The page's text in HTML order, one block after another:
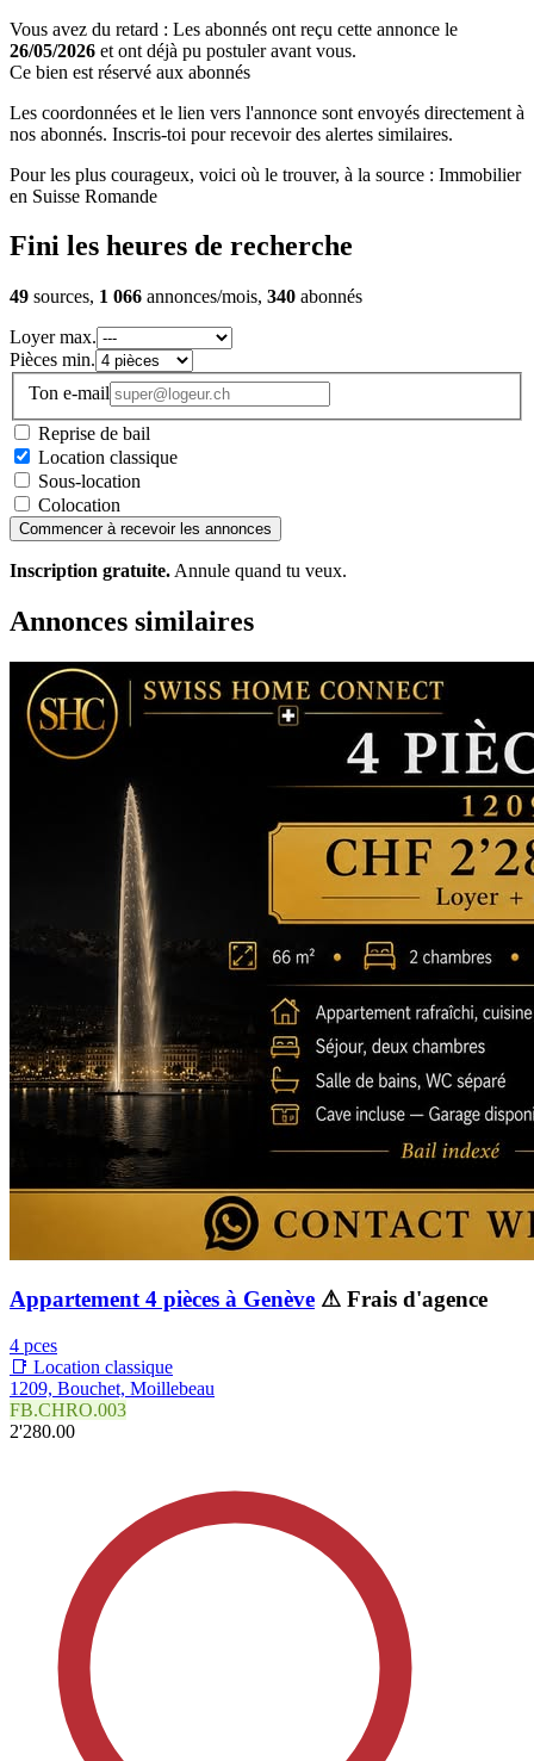
Vous avez du retard : Les abonnés ont reçu cette annonce le
26/05/2026 et ont déjà pu postuler avant vous.
Ce bien est réservé aux abonnés
Les coordonnées et le lien vers l'annonce sont envoyés directement à
nos abonnés. Inscris-toi pour recevoir des alertes similaires.
Pour les plus courageux, voici où le trouver, à la source : Immobilier
en Suisse Romande
Fini les heures de recherche
49 sources, 1 066 annonces/mois, 340 abonnés
Loyer max.
Pièces min.
Ton e-mail
Reprise de bail
Location classique
Sous-location
Colocation
Commencer à recevoir les annonces
Inscription gratuite. Annule quand tu veux.
Annonces similaires
Appartement 4 pièces à Genève ⚠ Frais d'agence
4 pces
📑 Location classique
1209, Bouchet, Moillebeau
FB.CHRO.003
2'280.00